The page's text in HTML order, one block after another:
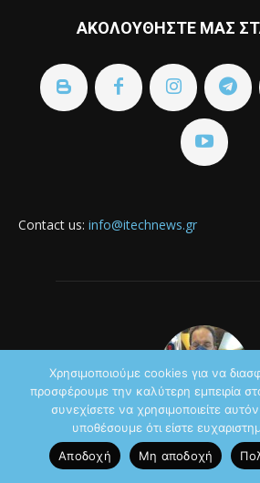
ΑΚΟΛΟΥΘΗΣΤΕ ΜΑΣ
Contact us: info@itechnews.gr
MADDOCTOR
Χρησιμοποιούμε cookies για να
προσφέρουμε την καλύτερη εμπειρία
συνεχίσετε να χρησιμοποιείτε
υποθέσουμε ότι είστε
Αποδοχή
Μη αποδοχή